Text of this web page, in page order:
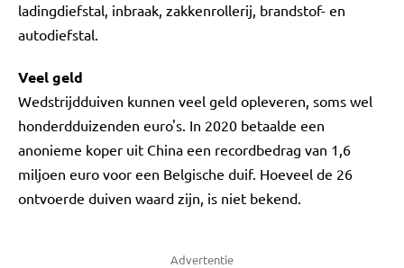
ladingdiefstal, inbraak, zakkenrollerij, brandstof- en
autodiefstal.
Veel geld
Wedstrijdduiven kunnen veel geld opleveren, soms wel
honderdduizenden euro's. In 2020 betaalde een
anonieme koper uit China een recordbedrag van 1,6
miljoen euro voor een Belgische duif. Hoeveel de 26
ontvoerde duiven waard zijn, is niet bekend.
Advertentie